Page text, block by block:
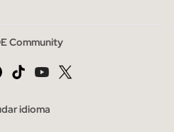
Community
idioma